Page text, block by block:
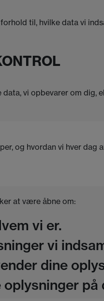
til, hvilke data vi
vi opbevarer om dig,
og hvordan vi hver dag
at være åbne om:
vi er.
vi
dine
på